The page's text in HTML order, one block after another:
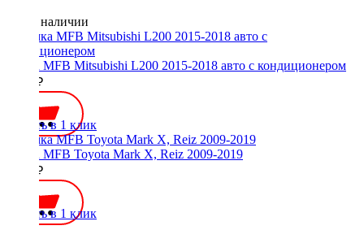
Нет в наличии
Рамка MFB Mitsubishi L200 2015-2018 авто с кондиционером
2300 ₽
Купить в 1 клик
Рамка MFB Toyota Mark X, Reiz 2009-2019
2000 ₽
Купить в 1 клик